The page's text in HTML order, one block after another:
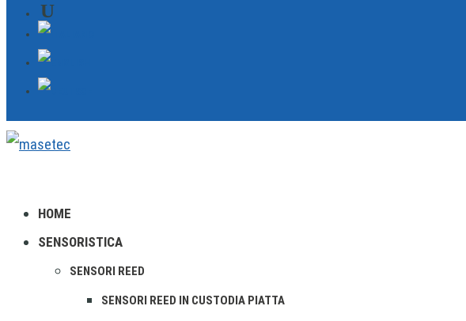
HOME
SENSORISTICA
SENSORI REED
SENSORI REED IN CUSTODIA PIATTA